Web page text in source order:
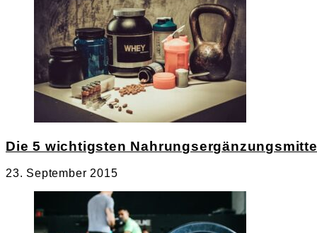
Die 5 wichtigsten
23. September 2015